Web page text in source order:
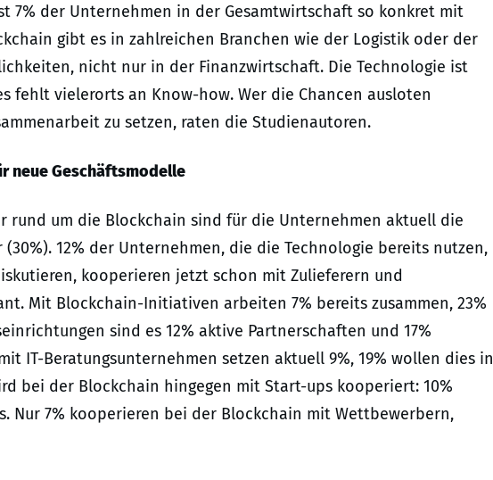
7% der Unternehmen in der Gesamtwirtschaft so konkret mit
gibt es in zahlreichen Branchen wie der Logistik oder der
nicht nur in der Finanzwirtschaft. Die Technologie ist
fehlt vielerorts an Know-how. Wer die Chancen ausloten
zu setzen, raten die Studienautoren.
neue Geschäftsmodelle
rund um die Blockchain sind für die Unternehmen aktuell die
12% der Unternehmen, die die Technologie bereits nutzen,
kooperieren jetzt schon mit Zulieferern und
Mit Blockchain-Initiativen arbeiten 7% bereits zusammen, 23%
sind es 12% aktive Partnerschaften und 17%
IT-Beratungsunternehmen setzen aktuell 9%, 19% wollen dies in
bei der Blockchain hingegen mit Start-ups kooperiert: 10%
Nur 7% kooperieren bei der Blockchain mit Wettbewerbern,